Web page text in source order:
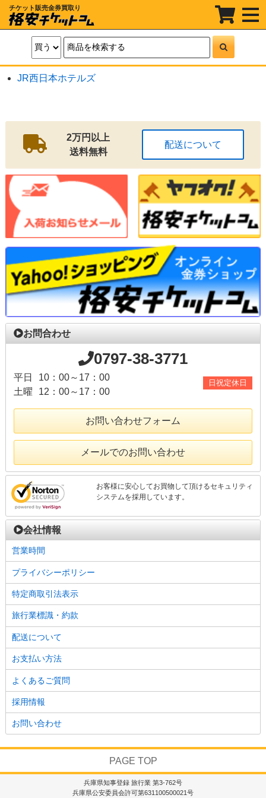
チケット販売金券買取り
t
o
g
n
JR西日本ホテルズ
2万円以上
送料無料
配送について
お問合わせ
0797-38-3771
平日
10：00～17：00
土曜
12：00～17：00
日祝定休日
お問い合わせフォーム
メールでのお問い合わせ
お客様に安心してお買物して頂けるセキュリティ
システムを採用しています。
会社情報
営業時間
プライバシーポリシー
特定商取引法表示
旅行業標識・約款
配送について
お支払い方法
よくあるご質問
採用情報
お問い合わせ
PAGE TOP
兵庫県知事登録 旅行業 第3-762号
兵庫県公安委員会許可第631100500021号